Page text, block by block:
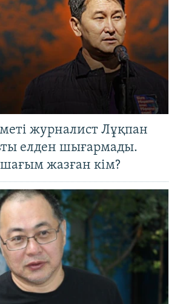
журналист Лұқпан
елден шығармады.
жазған кім?